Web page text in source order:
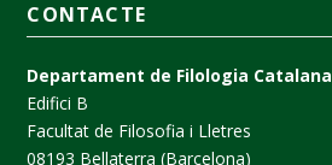
CONTACTE
Departament de Filologia Catalana
Edifici B
Facultat de Filosofia i Lletres
08193 Bellaterra (Barcelona)